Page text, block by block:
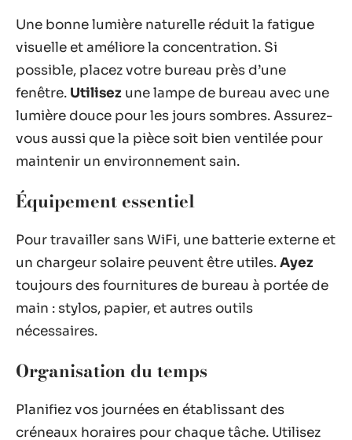
Une bonne lumière naturelle réduit la fatigue
visuelle et améliore la concentration. Si
possible, placez votre bureau près d’une
fenêtre. Utilisez une lampe de bureau avec une
lumière douce pour les jours sombres. Assurez-
vous aussi que la pièce soit bien ventilée pour
maintenir un environnement sain.
Équipement essentiel
Pour travailler sans WiFi, une batterie externe et
un chargeur solaire peuvent être utiles.Ayez
toujours des fournitures de bureau à portée de
main : stylos, papier, et autres outils
nécessaires.
Organisation du temps
Planifiez vos journées en établissant des
créneaux horaires pour chaque tâche. Utilisez